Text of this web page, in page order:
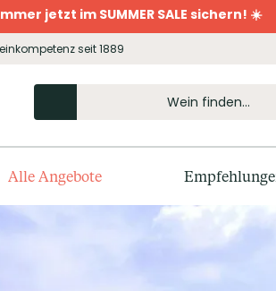
jetzt im SUMMER SALE sichern! ☀️
seit 1889
Alle Angebote